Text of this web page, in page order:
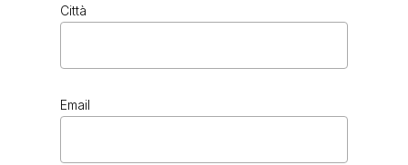
Città
Email